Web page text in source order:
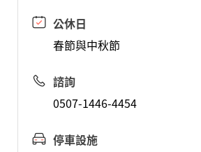
公休日
春節與中秋節
諮詢
0507-1446-4454
停車設施